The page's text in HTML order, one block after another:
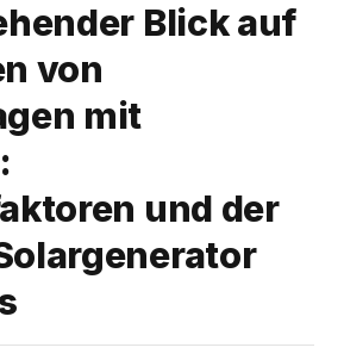
Blick auf
von
mit
und der